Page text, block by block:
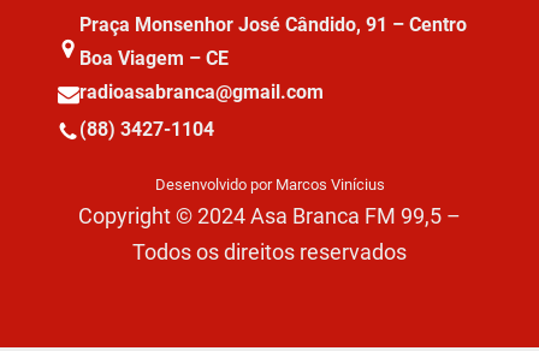
Praça Monsenhor José Cândido, 91 – Centro
Boa Viagem – CE
radioasabranca@gmail.com
(88) 3427-1104
Desenvolvido por Marcos Vinícius
Copyright © 2024 Asa Branca FM 99,5 –
Todos os direitos reservados